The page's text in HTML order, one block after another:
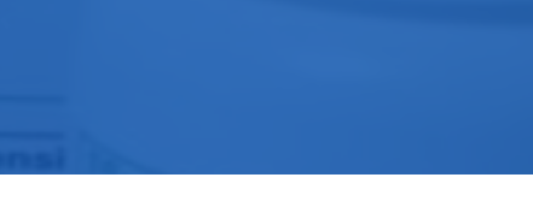
SK – Slovenčina